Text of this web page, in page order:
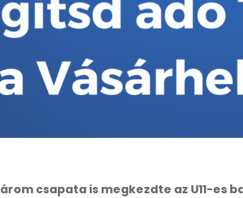
csapata is megkezdte az U11-